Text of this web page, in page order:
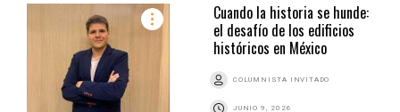
Cuando la historia se hunde:
el desafío de los edificios
históricos en México
COLUMNISTA INVITADO
JUNIO 9, 2026